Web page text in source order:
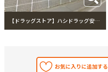
【ドラッグストア】ハシドラッグ安達店まで750m ハシドラッグ安達店
お気に入りに追加する